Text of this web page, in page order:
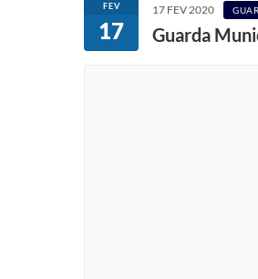
FEV
17
17 FEV 2020
Guarda